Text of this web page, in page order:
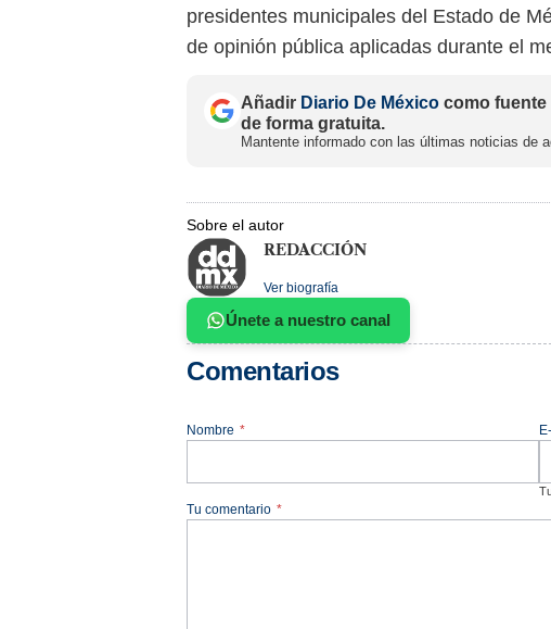
presidentes municipales del Estado de
de opinión pública aplicadas durante el
Añadir Diario De México como fuente
de forma gratuita.
Mantente informado con las últimas noticias de
Sobre el autor
REDACCIÓN
Ver biografía
Únete a nuestro canal
Comentarios
Nombre *
Tu comentario *